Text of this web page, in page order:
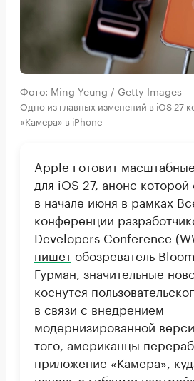
Фото: Ming Yeung / Getty Images
Одно из главных изменений в iOS 27
«Камера» в iPhone
Apple готовит
для iOS 27, анонс
в начале июня в рамках
конференции
Developers Conference
пишетобозреватель
Гурман, значительные
коснутся
в связи с внедрением
модернизированной
того, американцы
приложение «Камера»,